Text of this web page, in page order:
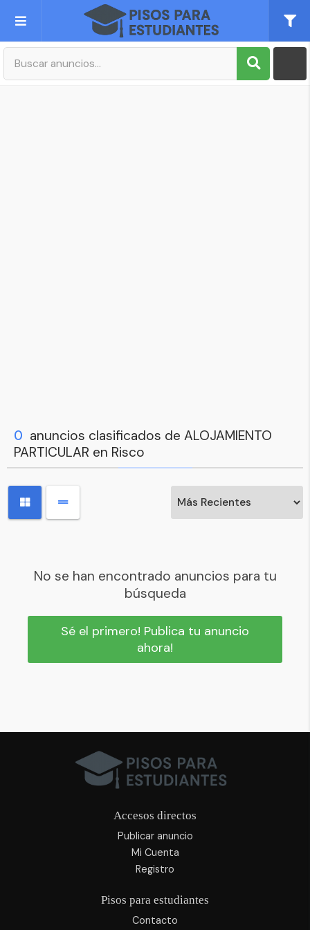
Publica tu Anuncio
0 anuncios clasificados de ALOJAMIENTO
PARTICULAR en Risco
No se han encontrado anuncios para tu
búsqueda
Sé el primero! Publica tu anuncio
ahora!
Accesos directos
Publicar anuncio
Mi Cuenta
Registro
Pisos para estudiantes
Contacto